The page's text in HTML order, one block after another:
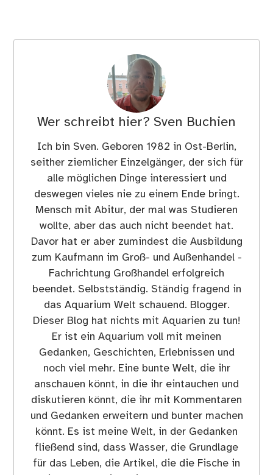
Wer schreibt hier? Sven Buchien
Ich bin Sven. Geboren 1982 in Ost-Berlin,
seither ziemlicher Einzelgänger, der sich für
alle möglichen Dinge interessiert und
deswegen vieles nie zu einem Ende bringt.
Mensch mit Abitur, der mal was Studieren
wollte, aber das auch nicht beendet hat.
Davor hat er aber zumindest die Ausbildung
zum Kaufmann im Groß- und Außenhandel -
Fachrichtung Großhandel erfolgreich
beendet. Selbstständig. Ständig fragend in
das Aquarium Welt schauend. Blogger.
Dieser Blog hat nichts mit Aquarien zu tun!
Er ist ein Aquarium voll mit meinen
Gedanken, Geschichten, Erlebnissen und
noch viel mehr. Eine bunte Welt, die ihr
anschauen könnt, in die ihr eintauchen und
diskutieren könnt, die ihr mit Kommentaren
und Gedanken erweitern und bunter machen
könnt. Es ist meine Welt, in der Gedanken
fließend sind, dass Wasser, die Grundlage
für das Leben, die Artikel, die die Fische in